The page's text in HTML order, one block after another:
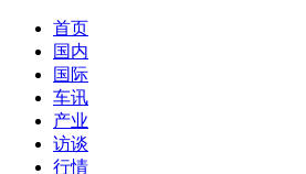
首页
国内
国际
车讯
产业
访谈
行情